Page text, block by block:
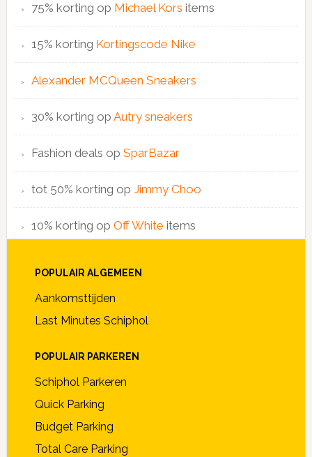
75% korting op Michael Kors items
15% korting Kortingscode Nike
Alexander MCQueen Sneakers
30% korting op Autry sneakers
Fashion deals op SparBazar
tot 50% korting op Jimmy Choo
10% korting op Off White items
POPULAIR ALGEMEEN
Aankomsttijden
Last Minutes Schiphol
POPULAIR PARKEREN
Schiphol Parkeren
Quick Parking
Budget Parking
Total Care Parking